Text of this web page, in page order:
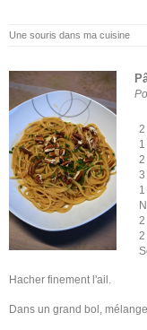
Une souris dans ma cuisine
2
2
3
2
2
Hacher finement l'ail.
Dans un grand bol,